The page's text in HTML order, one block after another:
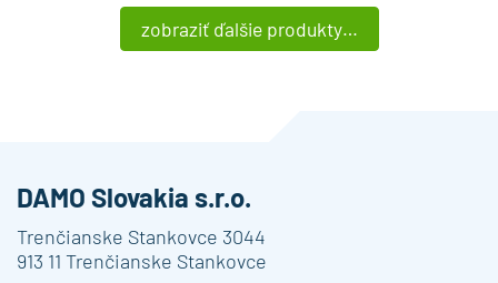
zobraziť ďalšie produkty…
DAMO Slovakia s.r.o.
Trenčianske Stankovce 3044
913 11 Trenčianske Stankovce